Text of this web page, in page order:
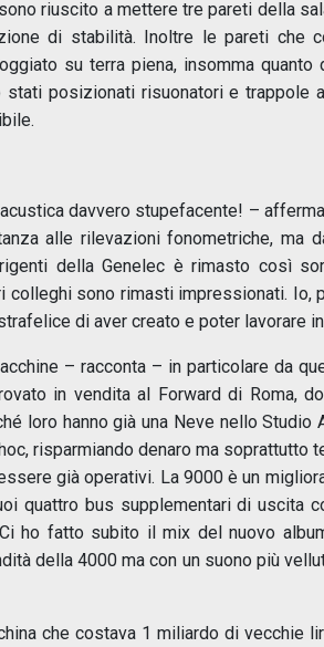
riuscito a mettere tre pareti della
di stabilità. Inoltre le pareti che
su terra piena, insomma
posizionati risuonatori e trappole
davvero stupefacente! –
alle rilevazioni fonometriche, ma
della Genelec è rimasto così
colleghi sono rimasti impressionati. Io,
di aver creato e poter lavorare
– racconta – in particolare da
in vendita al Forward di Roma,
loro hanno già una Neve nello Studio
risparmiando denaro ma soprattutto
già operativi. La 9000 è un
quattro bus supplementari di uscita
ho fatto subito il mix del nuovo
della 4000 ma con un suono più
che costava 1 miliardo di vecchie